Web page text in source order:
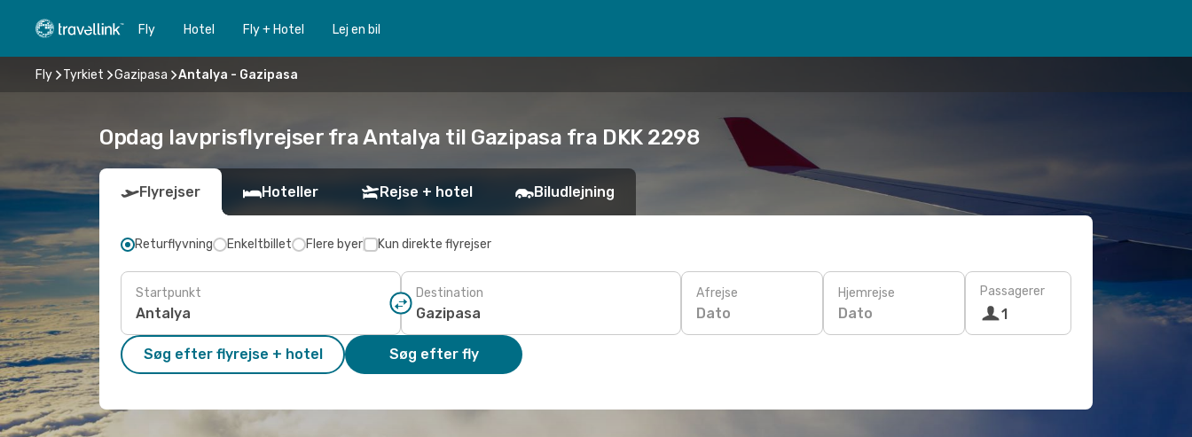
Fly Hotel Fly + Hotel Lej en bil
Fly Tyrkiet Gazipasa Antalya - Gazipasa
Opdag lavprisflyrejser fra Antalya til Gazipasa fra DKK 2298
Flyrejser Hoteller Rejse + hotel Biludlejning
Returflyvning Enkeltbillet Flere byer Kun direkte flyrejser
Startpunkt Destination Afrejse
Dato
Hjemrejse
Dato
Passagerer
1
Søg efter flyrejse + hotel Søg efter fly